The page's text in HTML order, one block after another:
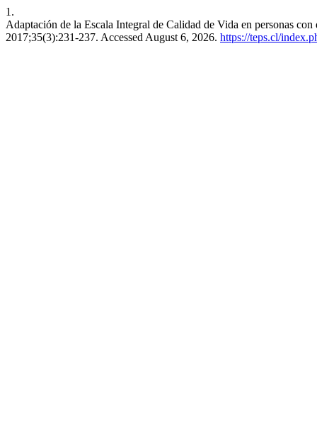
1.
Adaptación de la Escala Integral de Calidad de Vida en personas
2017;35(3):231-237. Accessed August 6, 2026. https://teps.cl/